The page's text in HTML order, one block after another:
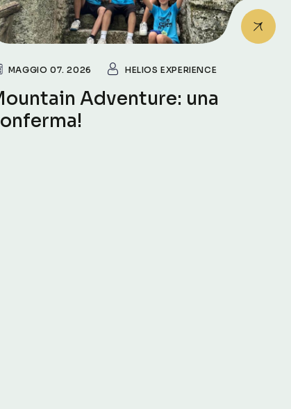
MAGGIO 07. 2026 HELIOS EXPERIENCE
Adventure: una